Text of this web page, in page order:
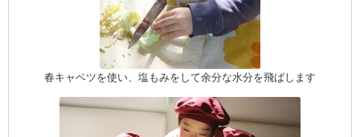
CEDO)
春キャベツを使い、塩もみをして余分な水分を飛ばします